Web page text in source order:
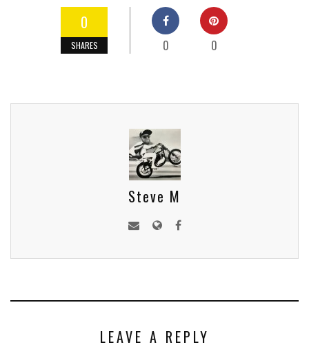
0
SHARES 0 0
Steve M
LEAVE A REPLY